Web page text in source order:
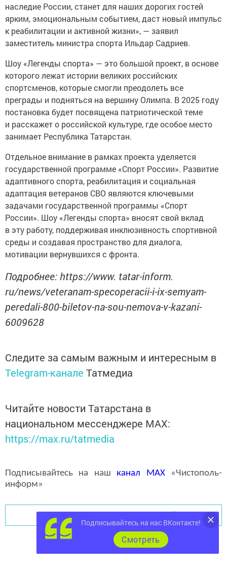
наследие России, станет для наших дорогих гостей
ярким, эмоциональным событием, даст новый импульс
к реабилитации и активной жизни», — заявил
заместитель министра спорта Ильдар Садриев.
Шоу «Легенды спорта» — это большой проект, в основе
которого лежат истории великих российских
спортсменов, которые смогли преодолеть все
преграды и подняться на вершину Олимпа. В 2025 году
постановка будет посвящена патриотической теме
и расскажет о российской культуре, где особое место
занимает Республика Татарстан.
Отдельное внимание в рамках проекта уделяется
государственной программе «Спорт России». Развитие
адаптивного спорта, реабилитация и социальная
адаптация ветеранов СВО являются ключевыми
задачами государственной программы «Спорт
России». Шоу «Легенды спорта» вносят свой вклад
в эту работу, поддерживая инклюзивность спортивной
среды и создавая пространство для диалога,
мотивации вернувшихся с фронта.
Подробнее: https://www. tatar-inform.
ru/news/veteranam-specoperacii-i-ix-semyam-
peredali-800-biletov-na-sou-nemova-v-kazani-
6009628
Следите за самым важным и интересным в
Telegram-канале Татмедиа
Читайте новости Татарстана в
национальном мессенджере MАХ:
https://max.ru/tatmedia
Подписывайтесь на наш канал MAX«Чистополь-
информ»
Перейти на страницу новости
Подписывайтесь на нас ВКонтакте!
Cмотреть